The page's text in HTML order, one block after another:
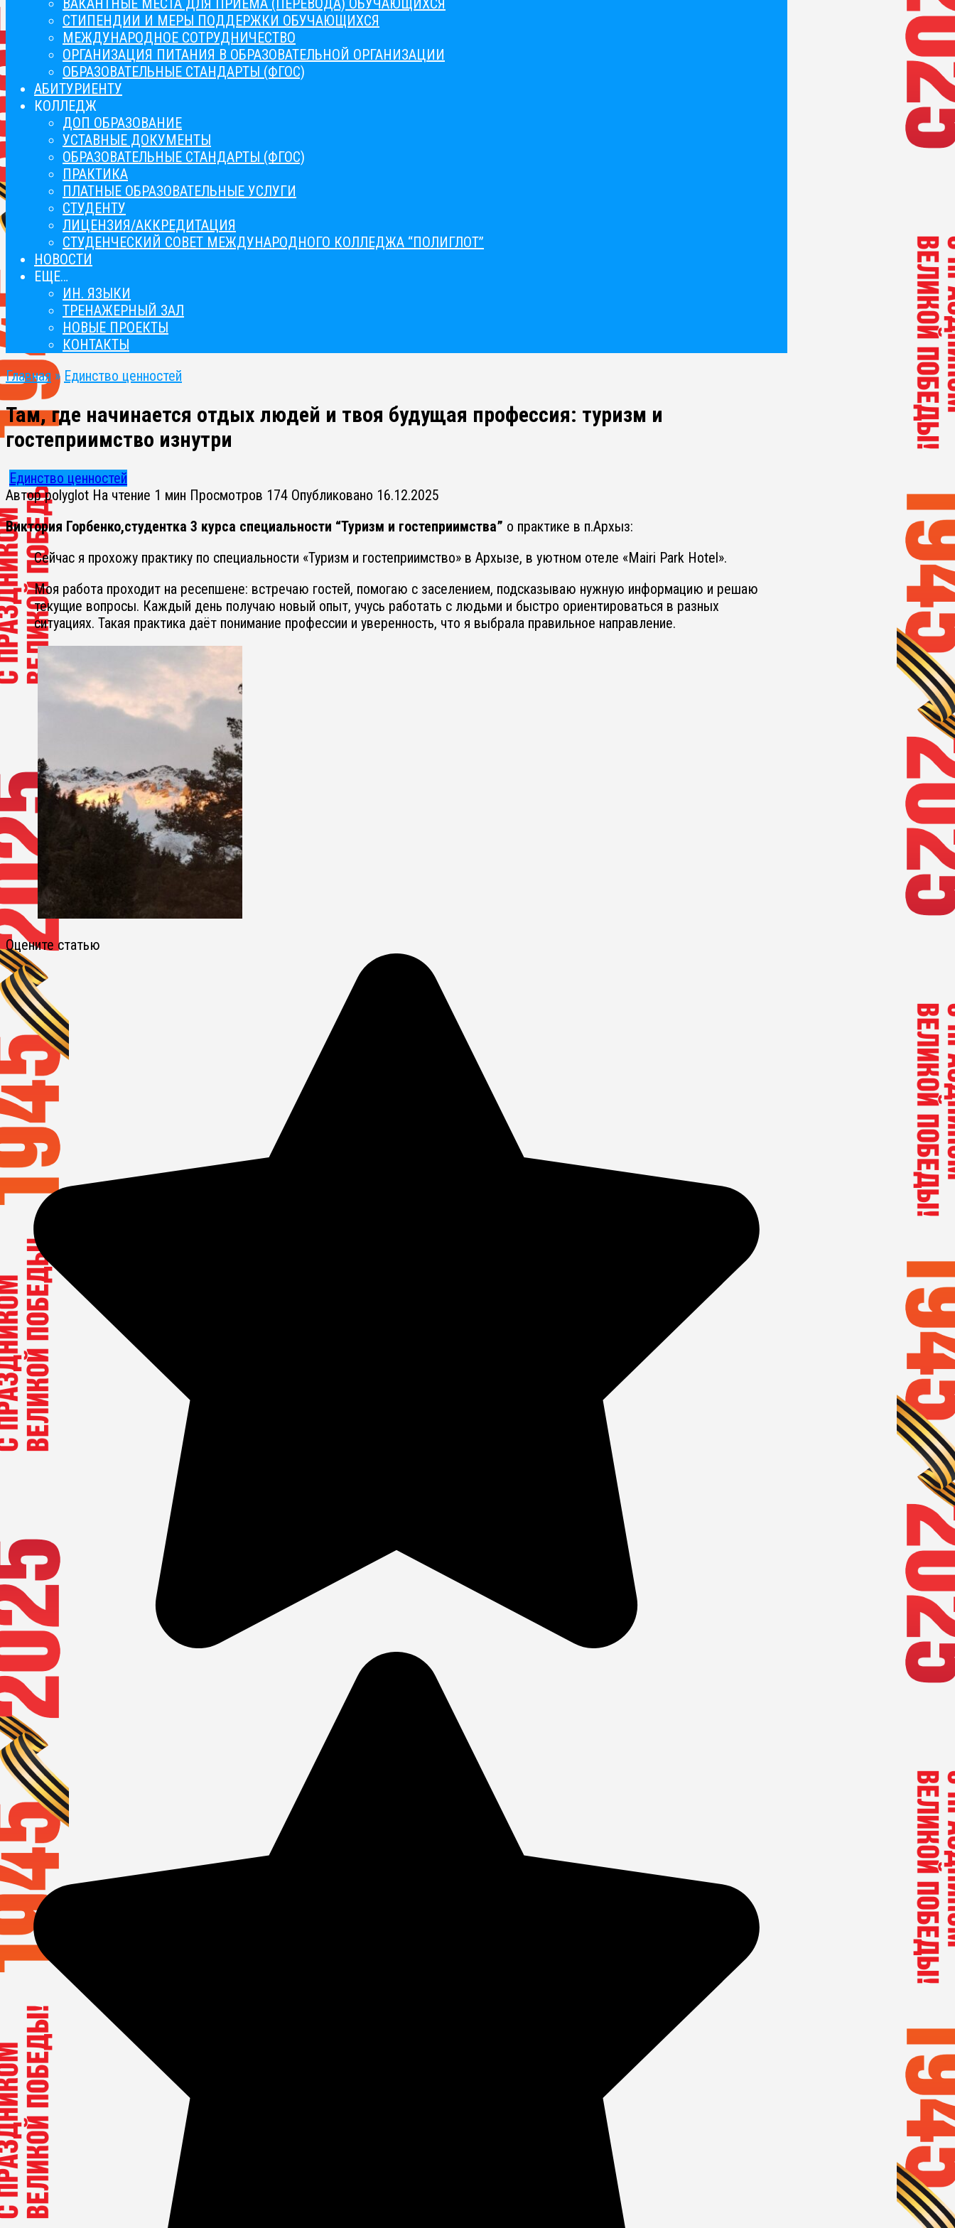
ВАКАНТНЫЕ МЕСТА ДЛЯ ПРИЕМА (ПЕРЕВОДА) ОБУЧАЮЩИХСЯ
СТИПЕНДИИ И МЕРЫ ПОДДЕРЖКИ ОБУЧАЮЩИХСЯ
МЕЖДУНАРОДНОЕ СОТРУДНИЧЕСТВО
ОРГАНИЗАЦИЯ ПИТАНИЯ В ОБРАЗОВАТЕЛЬНОЙ ОРГАНИЗАЦИИ
ОБРАЗОВАТЕЛЬНЫЕ СТАНДАРТЫ (ФГОС)
АБИТУРИЕНТУ
КОЛЛЕДЖ
ДОП ОБРАЗОВАНИЕ
УСТАВНЫЕ ДОКУМЕНТЫ
ОБРАЗОВАТЕЛЬНЫЕ СТАНДАРТЫ (ФГОС)
ПРАКТИКА
ПЛАТНЫЕ ОБРАЗОВАТЕЛЬНЫЕ УСЛУГИ
СТУДЕНТУ
ЛИЦЕНЗИЯ/АККРЕДИТАЦИЯ
СТУДЕНЧЕСКИЙ СОВЕТ МЕЖДУНАРОДНОГО КОЛЛЕДЖА “ПОЛИГЛОТ”
НОВОСТИ
ЕЩЕ…
ИН. ЯЗЫКИ
ТРЕНАЖЕРНЫЙ ЗАЛ
НОВЫЕ ПРОЕКТЫ
КОНТАКТЫ
Главная » Единство ценностей
Там, где начинается отдых людей и твоя будущая профессия: туризм и
гостеприимство изнутри
Единство ценностей
Автор polyglot На чтение 1 мин Просмотров 174 Опубликовано 16.12.2025
Виктория Горбенко,студентка 3 курса специальности “Туризм и гостеприимства” о практике в п.Архыз:
Сейчас я прохожу практику по специальности «Туризм и гостеприимство» в Архызе, в уютном отеле «Mairi Park Hotel».
Моя работа проходит на ресепшене: встречаю гостей, помогаю с заселением, подсказываю нужную информацию и решаю
текущие вопросы. Каждый день получаю новый опыт, учусь работать с людьми и быстро ориентироваться в разных
ситуациях. Такая практика даёт понимание профессии и уверенность, что я выбрала правильное направление.
Оцените статью